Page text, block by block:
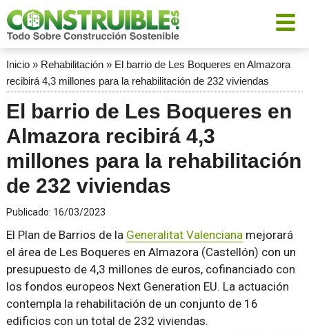
Inicio» Rehabilitación» El barrio de Les Boqueres en Almazora
recibirá 4,3 millones para la rehabilitación de 232 viviendas
El barrio de Les Boqueres en
Almazora recibirá 4,3
millones para la rehabilitación
de 232 viviendas
Publicado: 16/03/2023
El Plan de Barrios de la Generalitat Valencianamejorará
el área de Les Boqueres en Almazora (Castellón) con un
presupuesto de 4,3 millones de euros, cofinanciado con
los fondos europeos Next Generation EU. La actuación
contempla la rehabilitación de un conjunto de 16
edificios con un total de 232 viviendas.